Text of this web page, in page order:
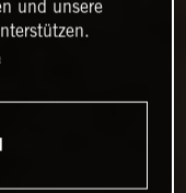
und unsere